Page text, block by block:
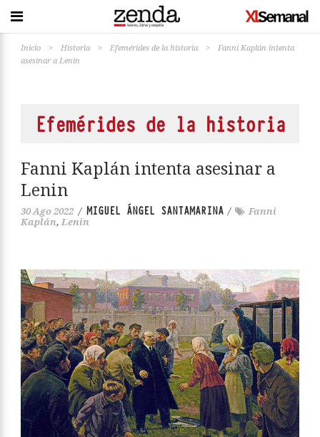
Inicio > Historia > Efemérides de la historia >
Fanni Kaplán intenta
asesinar a Lenin
Efemérides de la historia
Fanni Kaplán intenta asesinar a
Lenin
30 Ago 2022 / MIGUEL ÁNGEL SANTAMARINA /
Fanni
Kaplán, Lenin